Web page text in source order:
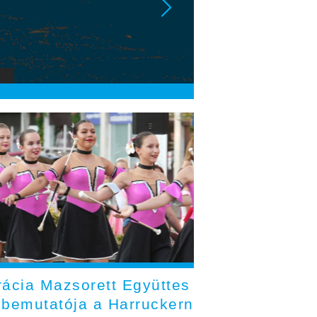
Mazsorett Együttes
a Harruckern